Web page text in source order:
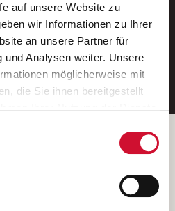
auf unsere Website zu
wir Informationen zu Ihrer
an unsere Partner für
und Analysen weiter. Unsere
möglicherweise mit
die Sie ihnen bereitgestellt
klicken, so stimmen
Cookies zu. Sie können
jederzeit widerrufen,
aufrufen und diese
Service von AWO
Jobs.
eintragen